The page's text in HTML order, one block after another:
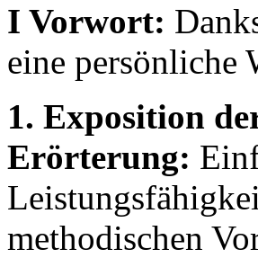
I Vorwort:
eine persönliche
1. Exposition
Erörterung:
methodischen